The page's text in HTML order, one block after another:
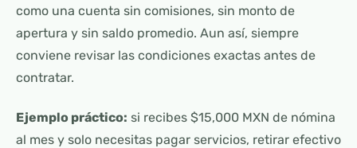
como una cuenta sin comisiones, sin monto de
apertura y sin saldo promedio. Aun así, siempre
conviene revisar las condiciones exactas antes de
contratar.
Ejemplo práctico: si recibes $15,000 MXN de nómina
al mes y solo necesitas pagar servicios, retirar efectivo